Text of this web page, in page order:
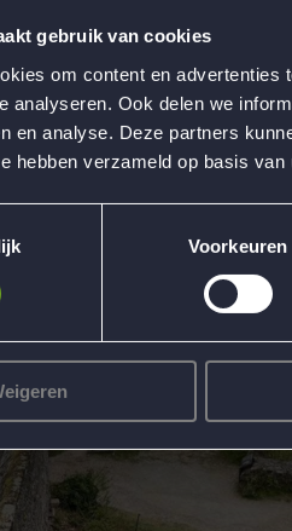
gebruik van cookies
om content en
analyseren. Ook delen we
en analyse. Deze partners
hebben verzameld op basis
Voorkeuren